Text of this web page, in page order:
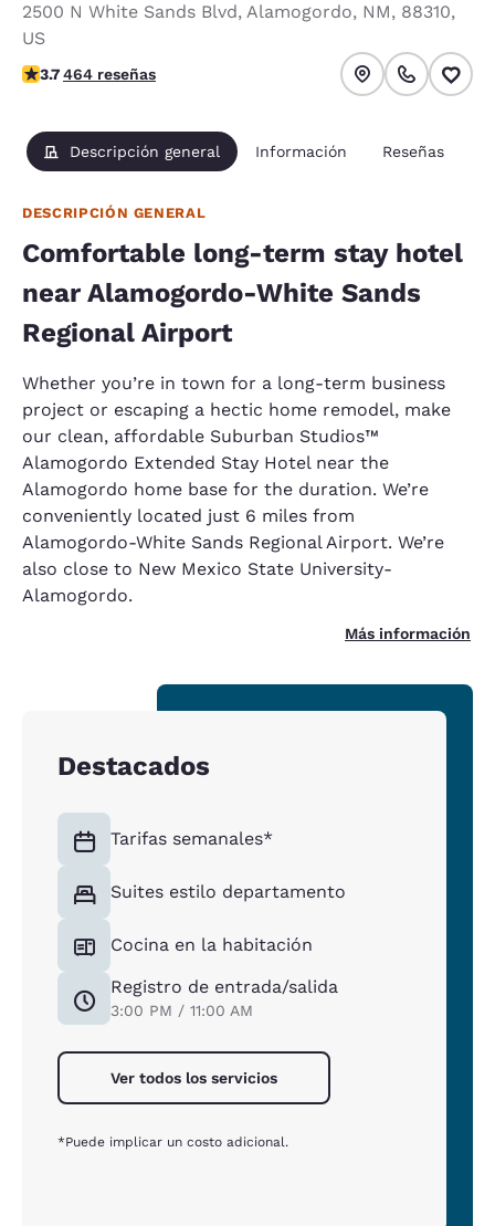
2500 N White Sands Blvd, Alamogordo, NM, 88310,
US
calificación de 3.73 estrellas. Bueno.
3.7464 reseñas
Descripción general Información Reseñas
DESCRIPCIÓN GENERAL
Comfortable long-term stay hotel
near Alamogordo-White Sands
Regional Airport
Whether you’re in town for a long-term business
project or escaping a hectic home remodel, make
our clean, affordable Suburban Studios™
Alamogordo Extended Stay Hotel near the
Alamogordo home base for the duration. We’re
conveniently located just 6 miles from
Alamogordo-White Sands Regional Airport. We’re
also close to New Mexico State University-
Alamogordo.
Más información
Destacados
Tarifas semanales*
Suites estilo departamento
Cocina en la habitación
Registro de entrada/salida
3:00 PM / 11:00 AM
Ver todos los servicios
*Puede implicar un costo adicional.